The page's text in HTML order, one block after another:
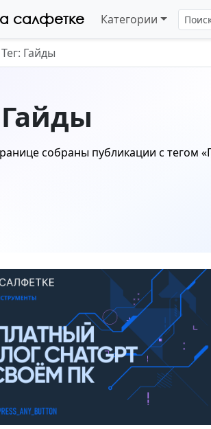
салфетке Категории
Тег: Гайды
Гайды
собраны публикации с тегом